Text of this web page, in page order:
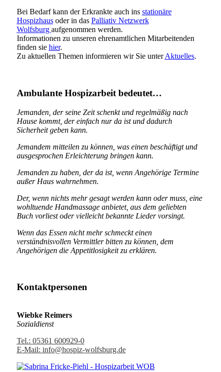
Bei Bedarf kann der Erkrankte auch ins stationäre
Hospizhausoder in das Palliativ Netzwerk
Wolfsburg aufgenommen werden.
Informationen zu unseren ehrenamtlichen Mitarbeitenden
finden sie hier.
Zu aktuellen Themen informieren wir Sie unterAktuelles.
Ambulante Hospizarbeit bedeutet…
Jemanden, der seine Zeit schenkt und regelmäßig nach
Hause kommt, der einfach nur da ist und dadurch
Sicherheit geben kann.
Jemandem mitteilen zu können, was einen beschäftigt und
ausgesprochen Erleichterung bringen kann.
Jemanden zu haben, der da ist, wenn Angehörige Termine
außer Haus wahrnehmen.
Der, wenn nichts mehr gesagt werden kann oder muss, eine
wohltuende Handmassage anbietet, aus dem geliebten
Buch vorliest oder vielleicht bekannte Lieder vorsingt.
Wenn das Essen nicht mehr schmeckt einen
verständnisvollen Vermittler bitten zu können, dem
Angehörigen die Appetitlosigkeit zu erklären.
Kontaktpersonen
Wiebke Reimers
Sozialdienst
Tel.: 05361 600929-0
E-Mail: info@hospiz-wolfsburg.de